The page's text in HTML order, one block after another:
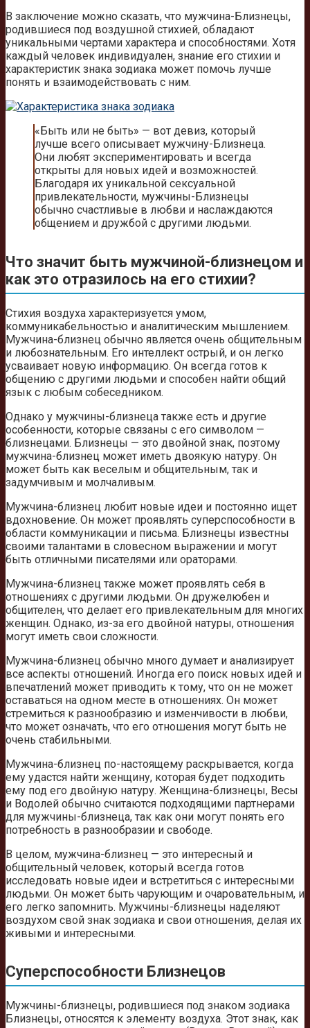
В заключение можно сказать, что мужчина-Близнецы,
родившиеся под воздушной стихией, обладают
уникальными чертами характера и способностями. Хотя
каждый человек индивидуален, знание его стихии и
характеристик знака зодиака может помочь лучше
понять и взаимодействовать с ним.
«Быть или не быть» — вот девиз, который
лучше всего описывает мужчину-Близнеца.
Они любят экспериментировать и всегда
открыты для новых идей и возможностей.
Благодаря их уникальной сексуальной
привлекательности, мужчины-Близнецы
обычно счастливые в любви и наслаждаются
общением и дружбой с другими людьми.
Что значит быть мужчиной-близнецом и
как это отразилось на его стихии?
Стихия воздуха характеризуется умом,
коммуникабельностью и аналитическим мышлением.
Мужчина-близнец обычно является очень общительным
и любознательным. Его интеллект острый, и он легко
усваивает новую информацию. Он всегда готов к
общению с другими людьми и способен найти общий
язык с любым собеседником.
Однако у мужчины-близнеца также есть и другие
особенности, которые связаны с его символом —
близнецами. Близнецы — это двойной знак, поэтому
мужчина-близнец может иметь двоякую натуру. Он
может быть как веселым и общительным, так и
задумчивым и молчаливым.
Мужчина-близнец любит новые идеи и постоянно ищет
вдохновение. Он может проявлять суперспособности в
области коммуникации и письма. Близнецы известны
своими талантами в словесном выражении и могут
быть отличными писателями или ораторами.
Мужчина-близнец также может проявлять себя в
отношениях с другими людьми. Он дружелюбен и
общителен, что делает его привлекательным для многих
женщин. Однако, из-за его двойной натуры, отношения
могут иметь свои сложности.
Мужчина-близнец обычно много думает и анализирует
все аспекты отношений. Иногда его поиск новых идей и
впечатлений может приводить к тому, что он не может
оставаться на одном месте в отношениях. Он может
стремиться к разнообразию и изменчивости в любви,
что может означать, что его отношения могут быть не
очень стабильными.
Мужчина-близнец по-настоящему раскрывается, когда
ему удастся найти женщину, которая будет подходить
ему под его двойную натуру. Женщина-близнецы, Весы
и Водолей обычно считаются подходящими партнерами
для мужчины-близнеца, так как они могут понять его
потребность в разнообразии и свободе.
В целом, мужчина-близнец — это интересный и
общительный человек, который всегда готов
исследовать новые идеи и встретиться с интересными
людьми. Он может быть чарующим и очаровательным, и
его легко запомнить. Мужчины-близнецы наделяют
воздухом свой знак зодиака и свои отношения, делая их
живыми и интересными.
Суперспособности Близнецов
Мужчины-близнецы, родившиеся под знаком зодиака
Близнецы, относятся к элементу воздуха. Этот знак, как